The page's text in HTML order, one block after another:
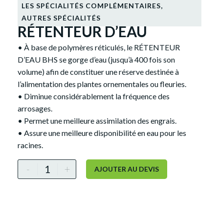
LES SPÉCIALITÉS COMPLÉMENTAIRES,
AUTRES SPÉCIALITÉS
RÉTENTEUR D’EAU
• À base de polymères réticulés, le RÉTENTEUR
D’EAU BHS se gorge d’eau (jusqu’à 400 fois son
volume) afin de constituer une réserve destinée à
l’alimentation des plantes ornementales ou fleuries.
• Diminue considérablement la fréquence des
arrosages.
• Permet une meilleure assimilation des engrais.
• Assure une meilleure disponibilité en eau pour les
racines.
- + AJOUTER AU DEVIS
Alternative: